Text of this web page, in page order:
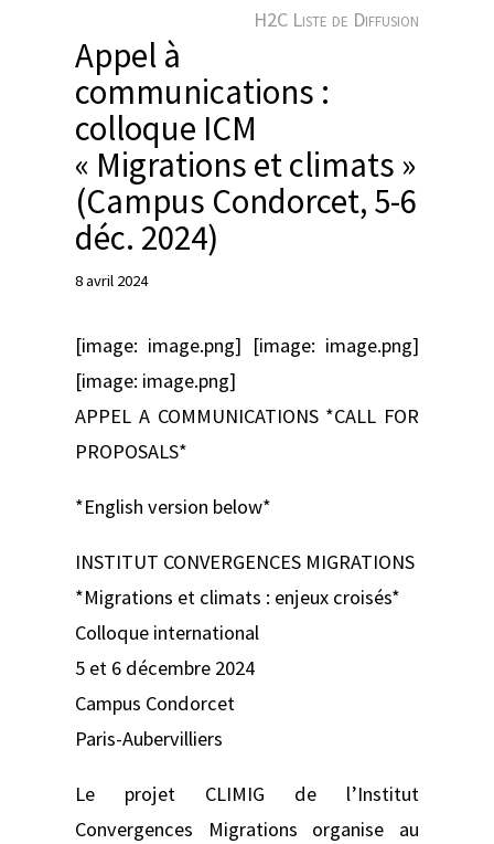
H2C Liste de Diffusion
Appel à
communications :
colloque ICM
« Migrations et climats »
(Campus Condorcet, 5-6
déc. 2024)
8 avril 2024
[image: image.png] [image: image.png]
[image: image.png]
APPEL A COMMUNICATIONS *CALL FOR
PROPOSALS*
*English version below*
INSTITUT CONVERGENCES MIGRATIONS
*Migrations et climats : enjeux croisés*
Colloque international
5 et 6 décembre 2024
Campus Condorcet
Paris-Aubervilliers
Le projet CLIMIG de l’Institut
Convergences Migrations organise au